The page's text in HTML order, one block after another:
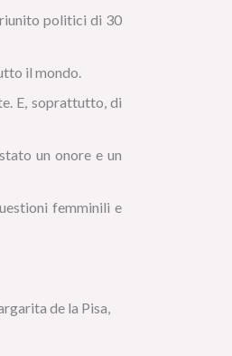
politici di 30
il mondo.
E, soprattutto, di
un onore e un
femminili e
de la Pisa,